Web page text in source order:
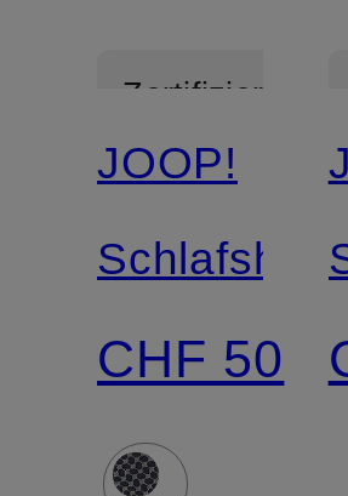
Zertifiziert
JOOP!
CHF 50